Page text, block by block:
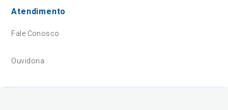
Atendimento
Fale Conosco
Ouvidoria